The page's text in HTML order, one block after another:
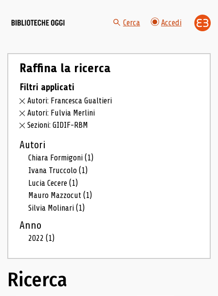
Cerca Accedi
Raffina la ricerca
Filtri applicati
Autori: Francesca Gualtieri
Autori: Fulvia Merlini
Sezioni: GIDIF-RBM
Autori
Chiara Formigoni(1)
Ivana Truccolo(1)
Lucia Cecere(1)
Mauro Mazzocut(1)
Silvia Molinari(1)
Anno
2022(1)
Ricerca